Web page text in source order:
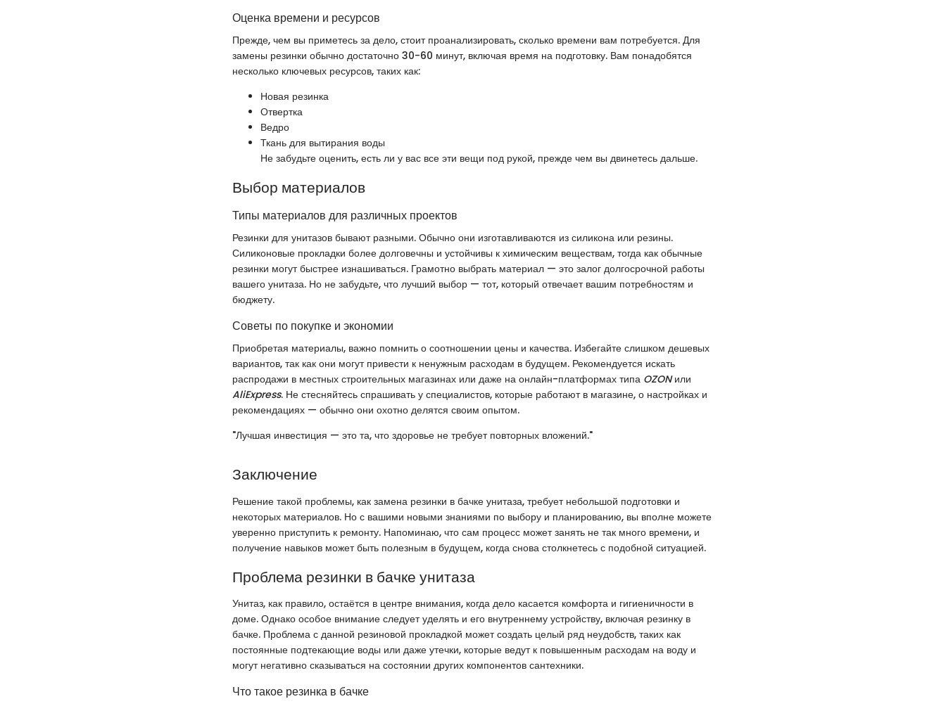
Оценка времени и ресурсов
Прежде, чем вы приметесь за дело, стоит проанализировать, сколько времени вам потребуется. Для
замены резинки обычно достаточно 30-60 минут, включая время на подготовку. Вам понадобятся
несколько ключевых ресурсов, таких как:
Новая резинка
Отвертка
Ведро
Ткань для вытирания воды
Не забудьте оценить, есть ли у вас все эти вещи под рукой, прежде чем вы двинетесь дальше.
Выбор материалов
Типы материалов для различных проектов
Резинки для унитазов бывают разными. Обычно они изготавливаются из силикона или резины.
Силиконовые прокладки более долговечны и устойчивы к химическим веществам, тогда как обычные
резинки могут быстрее изнашиваться. Грамотно выбрать материал — это залог долгосрочной работы
вашего унитаза. Но не забудьте, что лучший выбор — тот, который отвечает вашим потребностям и
бюджету.
Советы по покупке и экономии
Приобретая материалы, важно помнить о соотношении цены и качества. Избегайте слишком дешевых
вариантов, так как они могут привести к ненужным расходам в будущем. Рекомендуется искать
распродажи в местных строительных магазинах или даже на онлайн-платформах типа OZONили
AliExpress. Не стесняйтесь спрашивать у специалистов, которые работают в магазине, о настройках и
рекомендациях — обычно они охотно делятся своим опытом.
"Лучшая инвестиция — это та, что здоровье не требует повторных вложений."
Заключение
Решение такой проблемы, как замена резинки в бачке унитаза, требует небольшой подготовки и
некоторых материалов. Но с вашими новыми знаниями по выбору и планированию, вы вполне можете
уверенно приступить к ремонту. Напоминаю, что сам процесс может занять не так много времени, и
получение навыков может быть полезным в будущем, когда снова столкнетесь с подобной ситуацией.
Проблема резинки в бачке унитаза
Унитаз, как правило, остаётся в центре внимания, когда дело касается комфорта и гигиеничности в
доме. Однако особое внимание следует уделять и его внутреннему устройству, включая резинку в
бачке. Проблема с данной резиновой прокладкой может создать целый ряд неудобств, таких как
постоянные подтекающие воды или даже утечки, которые ведут к повышенным расходам на воду и
могут негативно сказываться на состоянии других компонентов сантехники.
Что такое резинка в бачке